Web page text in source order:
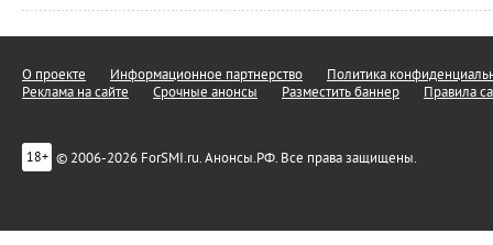
О проекте Информационное партнерство
Политика
Реклама на сайте
Срочные анонсы Разместить баннер Правила
18+ © 2006-2026 ForSMI.ru. Анонсы.РФ. Все права защищены.